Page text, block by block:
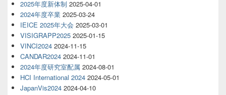
2025年度新体制 2025-04-01
2024年度卒業 2025-03-24
IEICE 2025年大会 2025-03-01
VISIGRAPP2025 2025-01-15
VINCI2024 2024-11-15
CANDAR2024 2024-11-01
2024年度研究室配属 2024-08-01
HCI International 2024 2024-05-01
JapanVis2024 2024-04-10